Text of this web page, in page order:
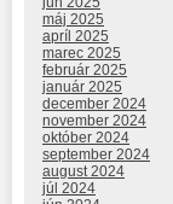
máj 2025
apríl 2025
marec 2025
február 2025
január 2025
december 2024
november 2024
október 2024
september 2024
august 2024
júl 2024